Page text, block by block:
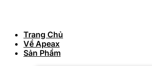
Trang Chủ
Về Apeax
Sản Phẩm